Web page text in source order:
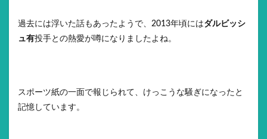
過去には浮いた話もあったようで、2013年頃にはダルビッシ
ュ有投手との熱愛が噂になりましたよね。
スポーツ紙の一面で報じられて、けっこうな騒ぎになったと
記憶しています。